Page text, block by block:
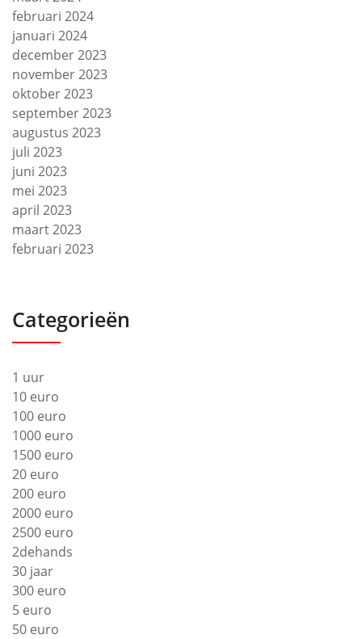
februari 2024
januari 2024
december 2023
november 2023
oktober 2023
september 2023
augustus 2023
juli 2023
juni 2023
mei 2023
april 2023
maart 2023
februari 2023
Categorieën
1 uur
10 euro
100 euro
1000 euro
1500 euro
20 euro
200 euro
2000 euro
2500 euro
2dehands
30 jaar
300 euro
5 euro
50 euro